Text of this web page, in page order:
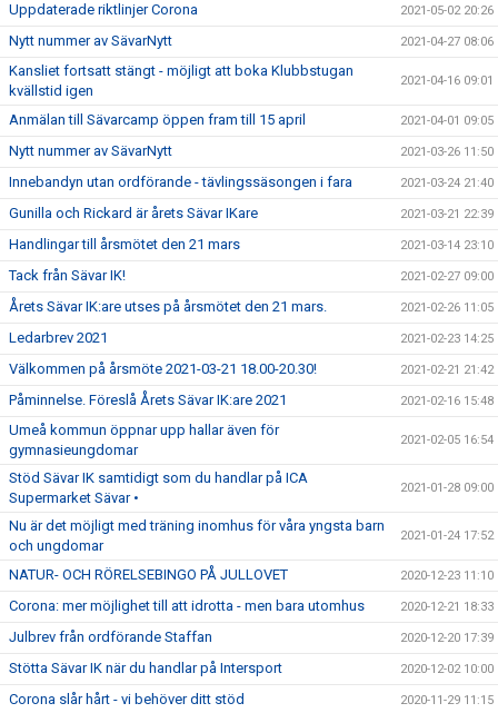
Uppdaterade riktlinjer Corona 2021-05-02 20:26
Nytt nummer av SävarNytt 2021-04-27 08:06
Kansliet fortsatt stängt - möjligt att boka Klubbstugan
kvällstid igen
2021-04-16 09:01
Anmälan till Sävarcamp öppen fram till 15 april 2021-04-01 09:05
Nytt nummer av SävarNytt 2021-03-26 11:50
Innebandyn utan ordförande - tävlingssäsongen i fara 2021-03-24 21:40
Gunilla och Rickard är årets Sävar IKare 2021-03-21 22:39
Handlingar till årsmötet den 21 mars 2021-03-14 23:10
Tack från Sävar IK! 2021-02-27 09:00
Årets Sävar IK:are utses på årsmötet den 21 mars. 2021-02-26 11:05
Ledarbrev 2021 2021-02-23 14:25
Välkommen på årsmöte 2021-03-21 18.00-20.30! 2021-02-21 21:42
Påminnelse. Föreslå Årets Sävar IK:are 2021 2021-02-16 15:48
Umeå kommun öppnar upp hallar även för
gymnasieungdomar
2021-02-05 16:54
Stöd Sävar IK samtidigt som du handlar på ICA
Supermarket Sävar •
2021-01-28 09:00
Nu är det möjligt med träning inomhus för våra yngsta barn
och ungdomar
2021-01-24 17:52
NATUR- OCH RÖRELSEBINGO PÅ JULLOVET 2020-12-23 11:10
Corona: mer möjlighet till att idrotta - men bara utomhus 2020-12-21 18:33
Julbrev från ordförande Staffan 2020-12-20 17:39
Stötta Sävar IK när du handlar på Intersport 2020-12-02 10:00
Corona slår hårt - vi behöver ditt stöd 2020-11-29 11:15